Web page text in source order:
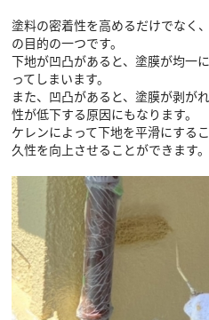
塗料の密着性を高めるだけでなく
の目的の一つです。
下地が凹凸があると、塗膜が均一
ってしまいます。
また、凹凸があると、塗膜が剥が
性が低下する原因にもなります。
ケレンによって下地を平滑にする
久性を向上させることができます。